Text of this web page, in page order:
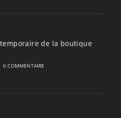
de la boutique
0 COMMENTAIRE